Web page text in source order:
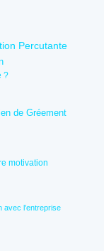
Percutante
?
de Gréement
motivation
avec l’entreprise